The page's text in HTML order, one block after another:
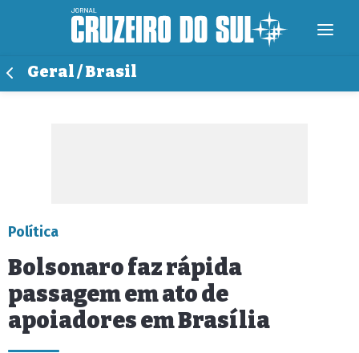
Geral / Brasil
Política
Bolsonaro faz rápida
passagem em ato de
apoiadores em Brasília